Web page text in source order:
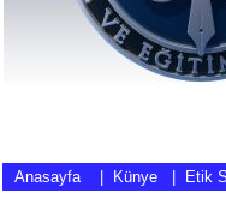
Anasayfa| Künye Etik